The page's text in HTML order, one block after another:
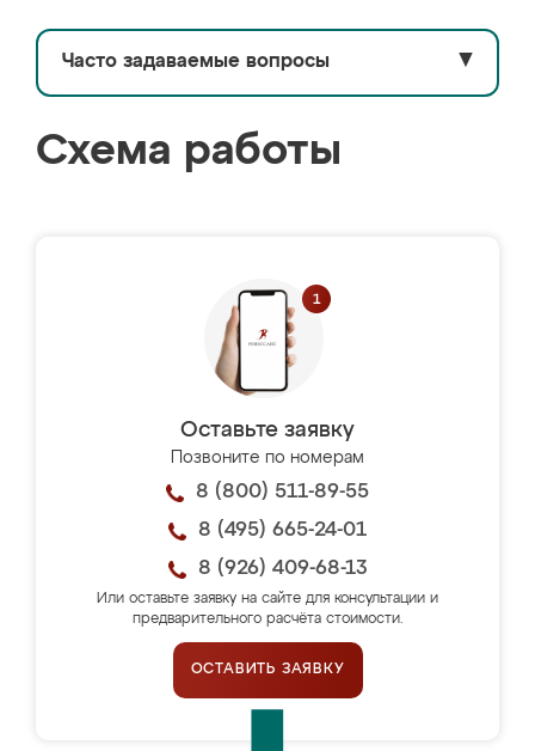
Часто задаваемые вопросы ▼
Схема работы
Оставьте заявку
Позвоните по номерам
8 (800) 511-89-55
8 (495) 665-24-01
8 (926) 409-68-13
Или оставьте заявку на сайте для консультации и
предварительного расчёта стоимости.
ОСТАВИТЬ ЗАЯВКУ